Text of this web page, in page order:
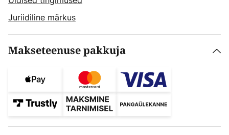
Juriidiline märkus
Makseteenuse pakkuja